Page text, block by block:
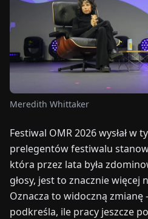
NAS
ENDEFR ESITNLPLHU
SKONTAKTUJ
SIĘ
Z
NAMI
Meredith Whittaker
Festiwal OMR 2026 wysłał w
prelegentów festiwalu
która przez lata była
głosy, jest to znacznie więcej
Oznacza to widoczną zmianę
podkreśla, ile pracy jeszcze